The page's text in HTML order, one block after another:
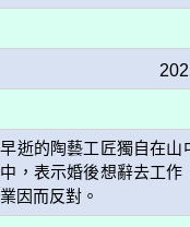
逝的陶藝工匠獨自在
，表示婚後想辭去工
因而反對。